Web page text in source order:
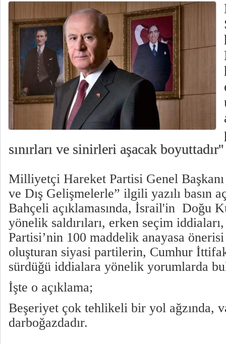
sınırları ve sinirleri aşacak
Milliyetçi Hareket Partisi Genel
ve Dış Gelişmelerle” ilgili yazılı basın
Bahçeli açıklamasında, İsrail'in Doğu
yönelik saldırıları, erken seçim
Partisi’nin 100 maddelik anayasa
oluşturan siyasi partilerin, Cumhur
sürdüğü iddialara yönelik yorumlarda
İşte o açıklama;
Beşeriyet çok tehlikeli bir yol ağzında,
darboğazdadır.